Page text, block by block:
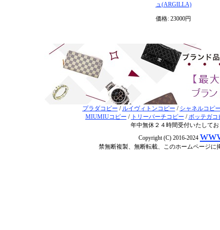
ュ(ARGILLA)
価格: 23000円
プラダコピー / ルイヴィトンコピー / シャネルコピ
MIUMIUコピー / トリーバーチコピー /ボッテガコ
年中無休２４時間受付いたして
Copyright (C) 2016-2024
禁無断複製、無断転載、このホームページ